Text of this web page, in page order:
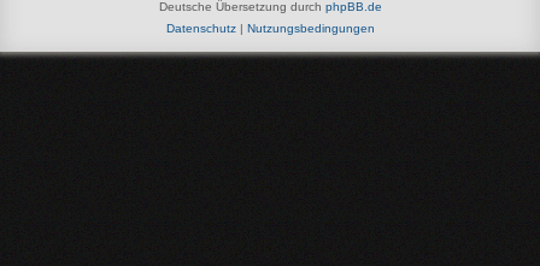
Deutsche Übersetzung durch phpBB.de
Datenschutz| Nutzungsbedingungen